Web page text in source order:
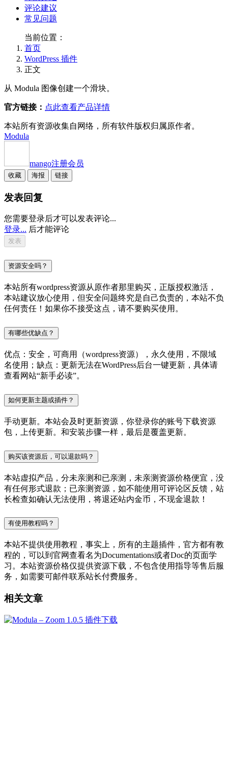
评论建议
常见问题
当前位置：
首页
WordPress 插件
正文
从 Modula 图像创建一个滑块。
官方链接： 点此查看产品详情
本站所有资源收集自网络，所有软件版权归属原作者。
Modula
mango注册会员
收藏 海报 链接
发表回复
您需要登录后才可以发表评论...
登录... 后才能评论
资源安全吗？
本站所有wordpress资源从原作者那里购买，正版授权激活，
本站建议放心使用，但安全问题终究是自己负责的，本站不负
任何责任！如果你不接受这点，请不要购买使用。
有哪些优缺点？
优点：安全，可商用（wordpress资源），永久使用，不限域
名使用；缺点：更新无法在WordPress后台一键更新，具体请
查看网站“新手必读”。
如何更新主题或插件？
手动更新。本站会及时更新资源，你登录你的账号下载资源
包，上传更新。和安装步骤一样，最后是覆盖更新。
购买该资源后，可以退款吗？
本站虚拟产品，分未亲测和已亲测，未亲测资源价格便宜，没
有任何形式退款；已亲测资源，如不能使用可评论区反馈，站
长检查如确认无法使用，将退还站内金币，不现金退款！
有使用教程吗？
本站不提供使用教程，事实上，所有的主题插件，官方都有教
程的，可以到官网查看名为Documentations或者Doc的页面学
习。本站资源价格仅提供资源下载，不包含使用指导等售后服
务，如需要可邮件联系站长付费服务。
相关文章